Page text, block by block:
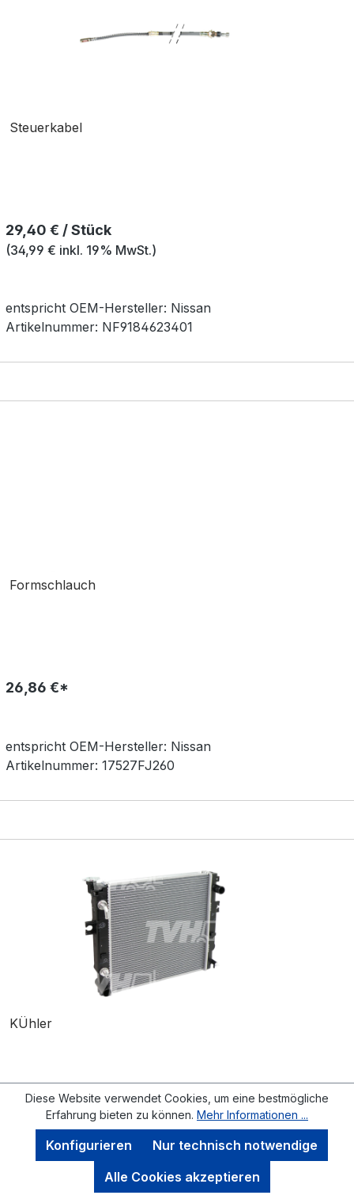
Steuerkabel
Regulärer Preis:
29,40 € / Stück
(34,99 € inkl. 19% MwSt.)
entspricht OEM-Hersteller: Nissan
Artikelnummer: NF9184623401
Formschlauch
26,86 €*
entspricht OEM-Hersteller: Nissan
Artikelnummer: 17527FJ260
KÜhler
Regulärer Preis:
354,59 € / Stück
(421,96 € inkl. 19% MwSt.)
Diese Website verwendet Cookies, um eine bestmögliche
Erfahrung bieten zu können. Mehr Informationen ...
Nur technisch notwendige
Konfigurieren
Alle Cookies akzeptieren